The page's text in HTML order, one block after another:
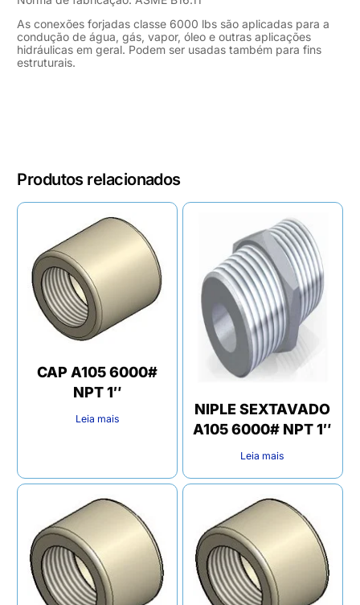
As conexões forjadas classe 6000 lbs são aplicadas para a
condução de água, gás, vapor, óleo e outras aplicações
hidráulicas em geral. Podem ser usadas também para fins
estruturais.
Produtos relacionados
CAP A105 6000#
NPT 1″
Leia mais
NIPLE SEXTAVADO
A105 6000# NPT 1″
Leia mais